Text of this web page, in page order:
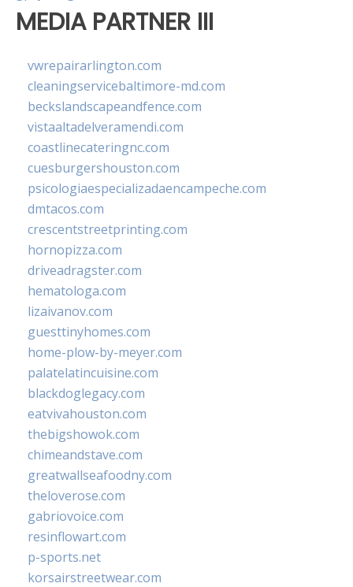
MEDIA PARTNER III
vwrepairarlington.com
cleaningservicebaltimore-md.com
beckslandscapeandfence.com
vistaaltadelveramendi.com
coastlinecateringnc.com
cuesburgershouston.com
psicologiaespecializadaencampeche.com
dmtacos.com
crescentstreetprinting.com
hornopizza.com
driveadragster.com
hematologa.com
lizaivanov.com
guesttinyhomes.com
home-plow-by-meyer.com
palatelatincuisine.com
blackdoglegacy.com
eatvivahouston.com
thebigshowok.com
chimeandstave.com
greatwallseafoodny.com
theloverose.com
gabriovoice.com
resinflowart.com
p-sports.net
korsairstreetwear.com